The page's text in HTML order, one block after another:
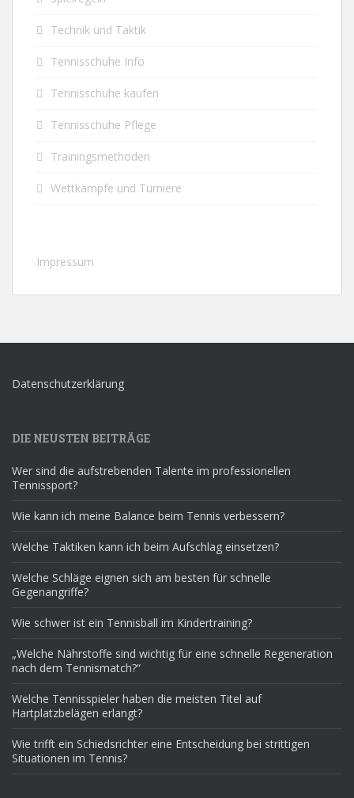
Technik und Taktik
Tennisschuhe Info
Tennisschuhe kaufen
Tennisschuhe Pflege
Trainingsmethoden
Wettkämpfe und Turniere
Impressum
Datenschutzerklärung
DIE NEUSTEN BEITRÄGE
Wer sind die aufstrebenden Talente im professionellen
Tennissport?
Wie kann ich meine Balance beim Tennis verbessern?
Welche Taktiken kann ich beim Aufschlag einsetzen?
Welche Schläge eignen sich am besten für schnelle
Gegenangriffe?
Wie schwer ist ein Tennisball im Kindertraining?
„Welche Nährstoffe sind wichtig für eine schnelle Regeneration
nach dem Tennismatch?“
Welche Tennisspieler haben die meisten Titel auf
Hartplatzbelägen erlangt?
Wie trifft ein Schiedsrichter eine Entscheidung bei strittigen
Situationen im Tennis?